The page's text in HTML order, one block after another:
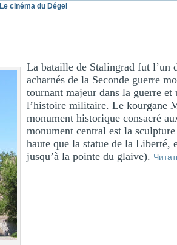
Le cinéma du Dégel
La bataille de Stalingrad fut l’un
acharnés de la Seconde guerre
tournant majeur dans la guerre et
l’histoire militaire. Le kourgane
monument historique consacré
monument central est la
haute que la statue de la Liberté,
jusqu’à la pointe du glaive).